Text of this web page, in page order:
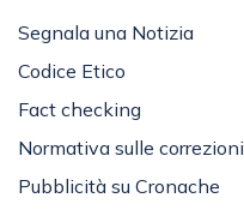
Segnala una Notizia
Codice Etico
Fact checking
Normativa sulle correzioni
Pubblicità su Cronache